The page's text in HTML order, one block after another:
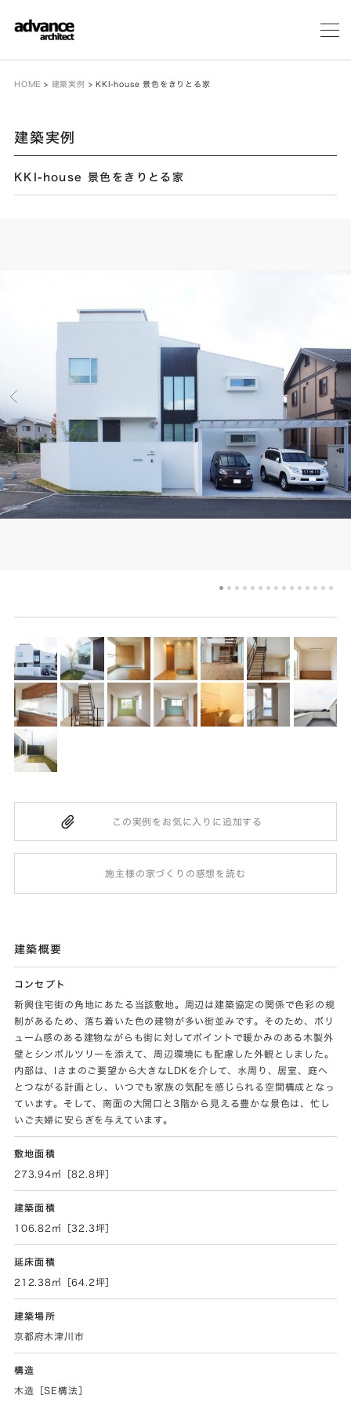
メ
HOME > 建築実例 > KKI-house 景色をきりとる家
建築実例
KKI-house 景色をきりとる家
施主様の家づくりの感想を読む
建築概要
コンセプト
新興住宅街の角地にあたる当該敷地。周辺は建築協定の関係で色彩の規
制があるため、落ち着いた色の建物が多い街並みです。そのため、ボリ
ューム感のある建物ながらも街に対してポイントで暖かみのある木製外
壁とシンボルツリーを添えて、周辺環境にも配慮した外観としました。
内部は、Iさまのご要望から大きなLDKを介して、水周り、居室、庭へ
とつながる計画とし、いつでも家族の気配を感じられる空間構成となっ
ています。そして、南面の大開口と3階から見える豊かな景色は、忙し
いご夫婦に安らぎを与えています。
敷地面積
273.94㎡［82.8坪］
建築面積
106.82㎡［32.3坪］
延床面積
212.38㎡［64.2坪］
建築場所
京都府木津川市
構造
木造［SE構法］